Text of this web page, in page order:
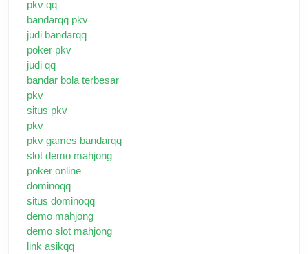
pkv qq
bandarqq pkv
judi bandarqq
poker pkv
judi qq
bandar bola terbesar
pkv
situs pkv
pkv
pkv games bandarqq
slot demo mahjong
poker online
dominoqq
situs dominoqq
demo mahjong
demo slot mahjong
link asikqq